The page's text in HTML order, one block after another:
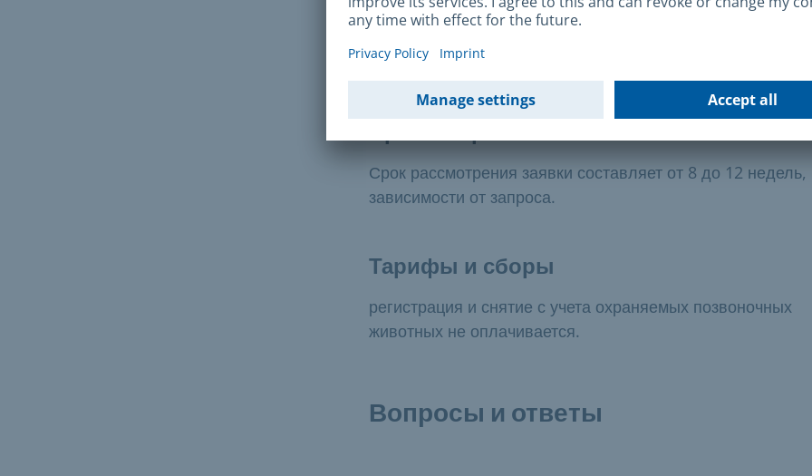
Продолжительность и стоимость
Срок рассмотрения заявки составляет от 8 до 12 недель,
зависимости от запроса.
Тарифы и сборы
регистрация и снятие с учета охраняемых позвоночных
животных не оплачивается.
Вопросы и ответы